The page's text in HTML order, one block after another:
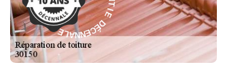
G
A
R
A
N
T
I
E D
É
C
E
N
N
A
L
E
-